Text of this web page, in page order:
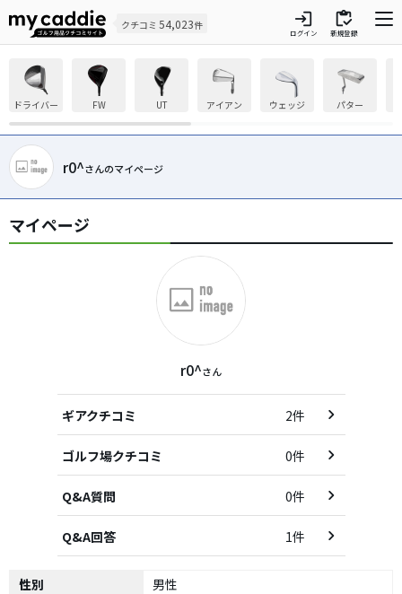
クチコミ 54,023件 login
ログイン
inventory
新規登録
ドライバー FW UT アイアン ウェッジ パター
r0^さんのマイページ
マイページ
r0^さん
ギアクチコミ 2件
ゴルフ場クチコミ 0件
Q&A質問 0件
Q&A回答 1件
性別
男性